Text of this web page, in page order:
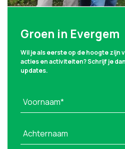
Groen in Evergem
Wil je als eerste op de hoogte zijn
acties en activiteiten? Schrijf je
updates.
Voornaam*
Achternaam